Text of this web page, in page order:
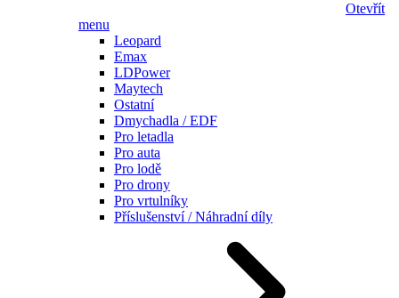
Otevřít
menu
Leopard
Emax
LDPower
Maytech
Ostatní
Dmychadla / EDF
Pro letadla
Pro auta
Pro lodě
Pro drony
Pro vrtulníky
Příslušenství / Náhradní díly